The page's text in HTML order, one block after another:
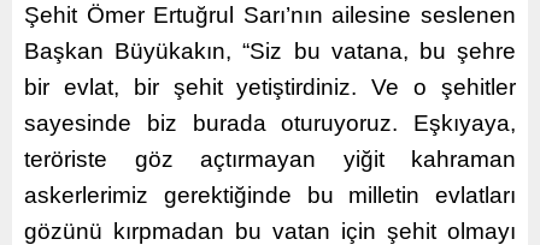
Şehit Ömer Ertuğrul Sarı’nın ailesine seslenen
Başkan Büyükakın, “Siz bu vatana, bu şehre
bir evlat, bir şehit yetiştirdiniz. Ve o şehitler
sayesinde biz burada oturuyoruz. Eşkıyaya,
teröriste göz açtırmayan yiğit kahraman
askerlerimiz gerektiğinde bu milletin evlatları
gözünü kırpmadan bu vatan için şehit olmayı